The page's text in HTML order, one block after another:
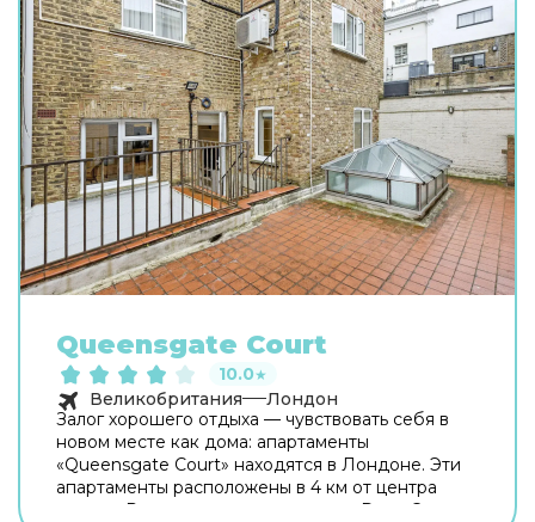
Queensgate Court
10.0★
Великобритания
Лондон
Залог хорошего отдыха — чувствовать себя в
новом месте как дома: апартаменты
«Queensgate Court» находятся в Лондоне. Эти
апартаменты расположены в 4 км от центра
города. Рядом с апартаментами — Dana Centre,